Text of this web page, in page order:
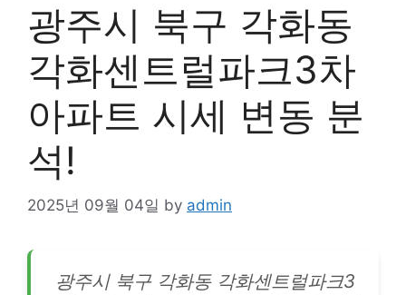
광주시 북구 각화동
각화센트럴파크3차
아파트 시세 변동 분
석!
2025년 09월 04일 by admin
광주시 북구각화동 각화센트럴파크3